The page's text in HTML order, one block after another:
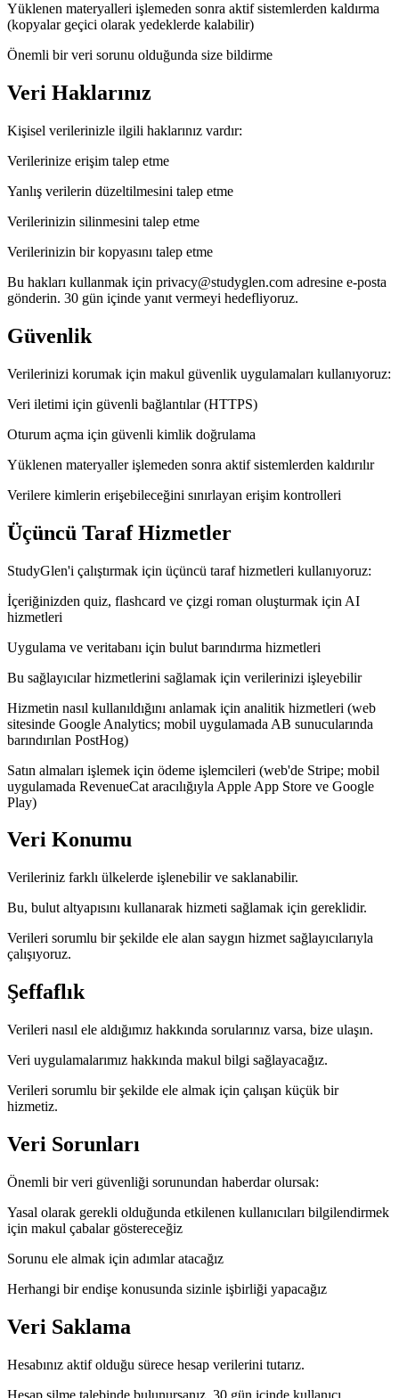
Yüklenen materyalleri işlemeden sonra aktif sistemlerden kaldırma
(kopyalar geçici olarak yedeklerde kalabilir)
Önemli bir veri sorunu olduğunda size bildirme
Veri Haklarınız
Kişisel verilerinizle ilgili haklarınız vardır:
Verilerinize erişim talep etme
Yanlış verilerin düzeltilmesini talep etme
Verilerinizin silinmesini talep etme
Verilerinizin bir kopyasını talep etme
Bu hakları kullanmak için privacy@studyglen.com adresine e-posta
gönderin. 30 gün içinde yanıt vermeyi hedefliyoruz.
Güvenlik
Verilerinizi korumak için makul güvenlik uygulamaları kullanıyoruz:
Veri iletimi için güvenli bağlantılar (HTTPS)
Oturum açma için güvenli kimlik doğrulama
Yüklenen materyaller işlemeden sonra aktif sistemlerden kaldırılır
Verilere kimlerin erişebileceğini sınırlayan erişim kontrolleri
Üçüncü Taraf Hizmetler
StudyGlen'i çalıştırmak için üçüncü taraf hizmetleri kullanıyoruz:
İçeriğinizden quiz, flashcard ve çizgi roman oluşturmak için AI
hizmetleri
Uygulama ve veritabanı için bulut barındırma hizmetleri
Bu sağlayıcılar hizmetlerini sağlamak için verilerinizi işleyebilir
Hizmetin nasıl kullanıldığını anlamak için analitik hizmetleri (web
sitesinde Google Analytics; mobil uygulamada AB sunucularında
barındırılan PostHog)
Satın almaları işlemek için ödeme işlemcileri (web'de Stripe; mobil
uygulamada RevenueCat aracılığıyla Apple App Store ve Google
Play)
Veri Konumu
Verileriniz farklı ülkelerde işlenebilir ve saklanabilir.
Bu, bulut altyapısını kullanarak hizmeti sağlamak için gereklidir.
Verileri sorumlu bir şekilde ele alan saygın hizmet sağlayıcılarıyla
çalışıyoruz.
Şeffaflık
Verileri nasıl ele aldığımız hakkında sorularınız varsa, bize ulaşın.
Veri uygulamalarımız hakkında makul bilgi sağlayacağız.
Verileri sorumlu bir şekilde ele almak için çalışan küçük bir
hizmetiz.
Veri Sorunları
Önemli bir veri güvenliği sorunundan haberdar olursak:
Yasal olarak gerekli olduğunda etkilenen kullanıcıları bilgilendirmek
için makul çabalar göstereceğiz
Sorunu ele almak için adımlar atacağız
Herhangi bir endişe konusunda sizinle işbirliği yapacağız
Veri Saklama
Hesabınız aktif olduğu sürece hesap verilerini tutarız.
Hesap silme talebinde bulunursanız, 30 gün içinde kullanıcı